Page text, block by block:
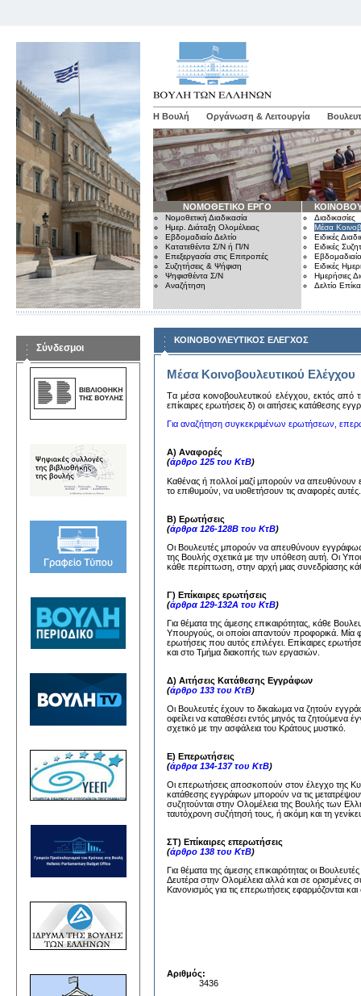
Η Βουλή Οργάνωση & Λειτουργία
ΝΟΜΟΘΕΤΙΚΟ ΕΡΓΟ
Νομοθετική Διαδικασία
Ημερ. Διάταξη Ολομέλειας
Εβδομαδιαίο Δελτίο
Κατατεθέντα Σ/Ν ή Π/Ν
Επεξεργασία στις Επιτροπές
Συζητήσεις & Ψήφιση
Ψηφισθέντα Σ/Ν
Αναζήτηση
Διαδικασίες
Μέσα
Ειδικές
Ειδικές
Εβδομαδιαίο
Ειδικές
Ημερήσιες
Δελτίο
Σύνδεσμοι
ΚΟΙΝΟΒΟΥΛΕΥΤΙΚΟΣ ΕΛΕΓΧΟΣ
Μέσα Κοινοβουλευτικού Ελέγχου
Tα μέσα κoινoβoυλευτικoύ ελέγχoυ, εκτός από
επίκαιρες ερωτήσεις δ) oι αιτήσεις κατάθεσης
Για αναζήτηση συγκεκριμένων ερωτήσεων,
Α) Αναφορές
(άρθρο 125 του ΚτΒ)
Καθένας ή πολλοί μαζί μπορούν να
το επιθυμούν, να υιοθετήσουν τις αναφορές
Β) Ερωτήσεις
(άρθρα 126-128Β του ΚτΒ)
Οι Βουλευτές μπορούν να απευθύνουν
της Βουλής σχετικά με την υπόθεση αυτή. Οι
κάθε περίπτωση, στην αρχή μιας συνεδρίασης
Γ) Επίκαιρες ερωτήσεις
(άρθρα 129-132Α του ΚτΒ)
Για θέματα της άμεσης επικαιρότητας, κάθε
Υπουργούς, οι οποίοι απαντούν προφορικά. Μία
ερωτήσεις που αυτός επιλέγει. Επίκαιρες
και στο Τμήμα διακοπής των εργασιών.
Δ) Αιτήσεις Κατάθεσης Εγγράφων
(άρθρο 133 του ΚτΒ)
Οι Βουλευτές έχουν το δικαίωμα να ζητούν
οφείλει να καταθέσει εντός μηνός τα
σχετικό με την ασφάλεια του Κράτους μυστικό.
Ε) Επερωτήσεις
(άρθρα 134-137 του ΚτΒ)
Οι επερωτήσεις αποσκοπούν στον έλεγχο της
κατάθεσης εγγράφων μπορούν να τις
συζητούνται στην Ολομέλεια της Βουλής των
ταυτόχρονη συζήτησή τους, ή ακόμη και τη
ΣΤ) Επίκαιρες επερωτήσεις
(άρθρο 138 του ΚτΒ)
Για θέματα της άμεσης επικαιρότητας οι
Δευτέρα στην Ολομέλεια αλλά και σε ορισμένες
Κανονισμός για τις επερωτήσεις εφαρμόζονται
Αριθμός:
3436